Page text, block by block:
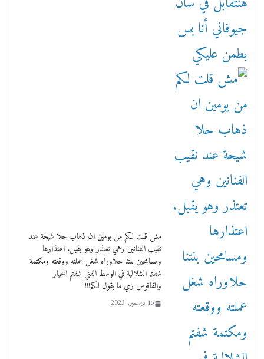
مش قلت لكم من يومين ان ذهاب حلا شيحة عند
نقيب الفنانين وهي تعتذر وهو يقبل. اعتذارها
ومسامحين بنتنا حلاوراه شغل عملته ووقعته ومكتمة
شفتم الشلالية في الوسط الفني شفتم الخيار
والفاقوس زي ما بقول لكم!!!!
15 ديسمبر، 2023